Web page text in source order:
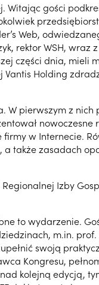
gości
Web,
rektor WSH, wraz
części dnia, mieli
Holding
W pierwszym z
w Internecie.
także zasadach
Izby
to wydarzenie.
m.in. prof.
swoją
Kongresu,
kolejną edycją,